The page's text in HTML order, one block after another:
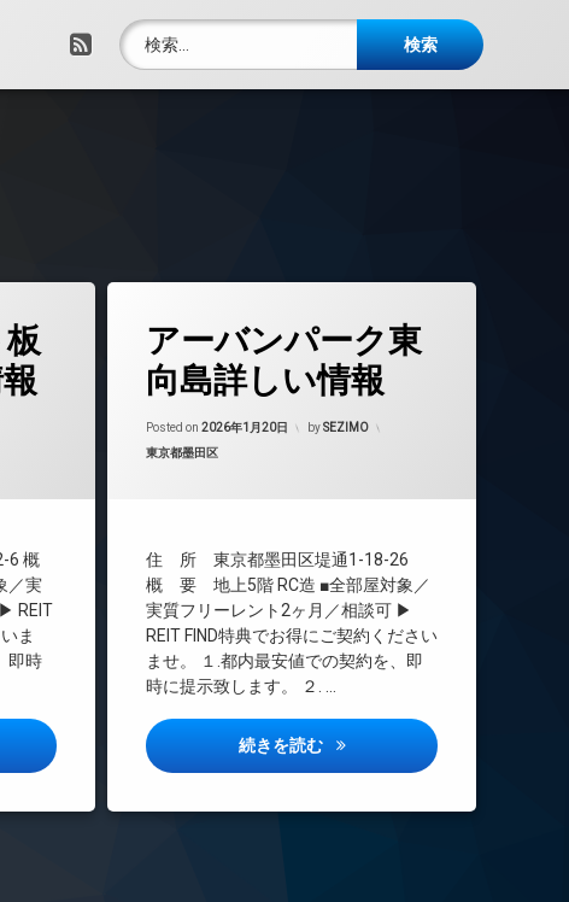
RSS
検索:
6 概
／実
REIT
ま
即時
ォート板橋大山詳しい情報
アーバンパーク東
向島詳しい情報
Posted on 2026年1月20日 bySEZIMO
カテゴリー:
東京都墨田区
住 所 東京都墨田区堤通1-18-26
概 要 地上5階 RC造 ■全部屋対象／
実質フリーレント2ヶ月／相談可 ▶
REIT FIND特典でお得にご契約ください
ませ。 １.都内最安値での契約を、即
時に提示致します。 ２. …
続きを読む アーバンパーク東向島詳しい情
24時間管理
CATV
インターネット無料
エレベーター
オートロック
デザイナーズ
バイク置き場
宅配ボックス
敷地内ゴミ置き場